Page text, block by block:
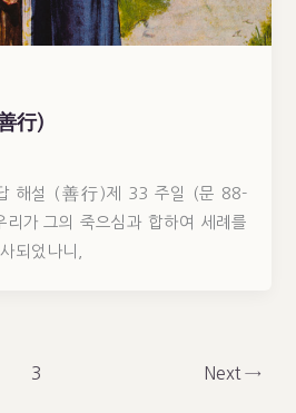
行)
해설 (善行)제 33 주일 (문 88-
가 그의 죽으심과 합하여 세례를
되었나니,
3 Next →